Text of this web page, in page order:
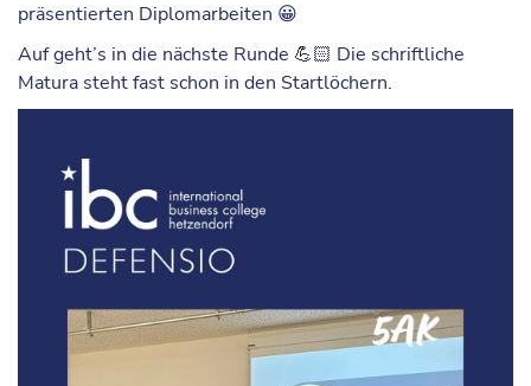
präsentierten Diplomarbeiten 😀
Auf geht’s in die nächste Runde 💪🏻 Die schriftliche
Matura steht fast schon in den Startlöchern.